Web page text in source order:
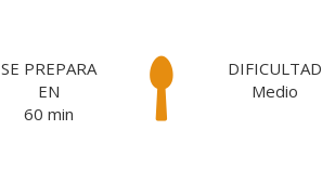
SE PREPARA
EN
60 min
DIFICULTAD
Medio